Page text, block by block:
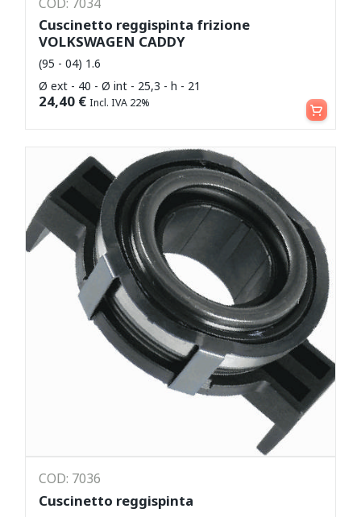
Cuscinetto reggispinta frizione
VOLKSWAGEN CADDY
(95 - 04) 1.6
Ø ext - 40 - Ø int - 25,3 - h - 21
24,40 € Incl. IVA 22% Aggiungi al carrello
COD: 7036
Cuscinetto reggispinta